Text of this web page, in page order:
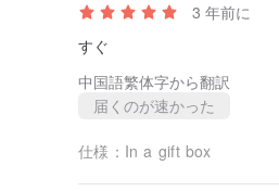
3 年前に
すぐ
中国語繁体字から翻訳
届くのが速かった
仕様： In a gift box